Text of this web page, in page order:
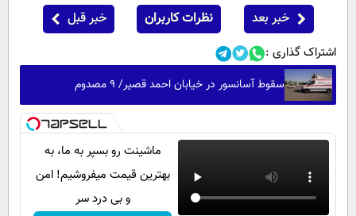
خبر بعد نظرات کاربران خبر قبل
اشتراک گذاری :
سقوط آسانسور در خیابان احمد قصیر/ ۹ مصدوم
ماشینت رو بسپر به ما، به
بهترین قیمت میفروشیم! امن
و بی درد سر